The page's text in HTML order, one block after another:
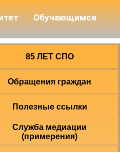
Обучающимся
85 ЛЕТ СПО
Обращения граждан
Полезные ссылки
Служба медиации
(примерения)